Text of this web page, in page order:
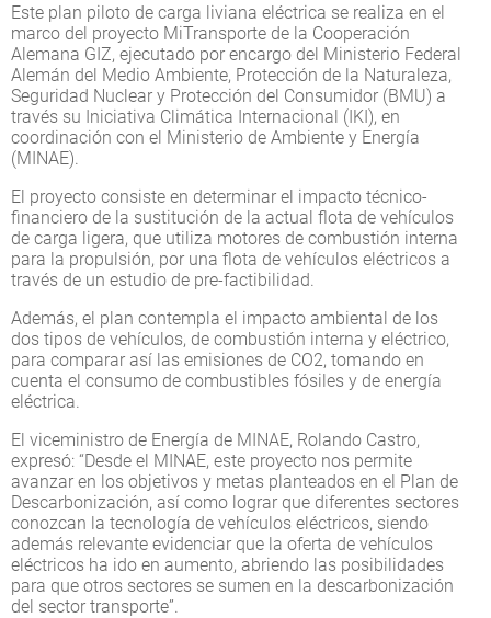
Este plan piloto de carga liviana eléctrica se realiza en el
marco del proyecto MiTransporte de la Cooperación
Alemana GIZ, ejecutado por encargo del Ministerio Federal
Alemán del Medio Ambiente, Protección de la Naturaleza,
Seguridad Nuclear y Protección del Consumidor (BMU) a
través su Iniciativa Climática Internacional (IKI), en
coordinación con el Ministerio de Ambiente y Energía
(MINAE).
El proyecto consiste en determinar el impacto técnico-
financiero de la sustitución de la actual flota de vehículos
de carga ligera, que utiliza motores de combustión interna
para la propulsión, por una flota de vehículos eléctricos a
través de un estudio de pre-factibilidad.
Además, el plan contempla el impacto ambiental de los
dos tipos de vehículos, de combustión interna y eléctrico,
para comparar así las emisiones de CO2, tomando en
cuenta el consumo de combustibles fósiles y de energía
eléctrica.
El viceministro de Energía de MINAE, Rolando Castro,
expresó: “Desde el MINAE, este proyecto nos permite
avanzar en los objetivos y metas planteados en el Plan de
Descarbonización, así como lograr que diferentes sectores
conozcan la tecnología de vehículos eléctricos, siendo
además relevante evidenciar que la oferta de vehículos
eléctricos ha ido en aumento, abriendo las posibilidades
para que otros sectores se sumen en la descarbonización
del sector transporte”.